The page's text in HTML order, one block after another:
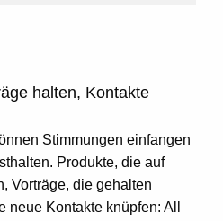
halten, Kontakte
Stimmungen einfangen
Produkte, die auf
Vorträge, die gehalten
Kontakte knüpfen: All